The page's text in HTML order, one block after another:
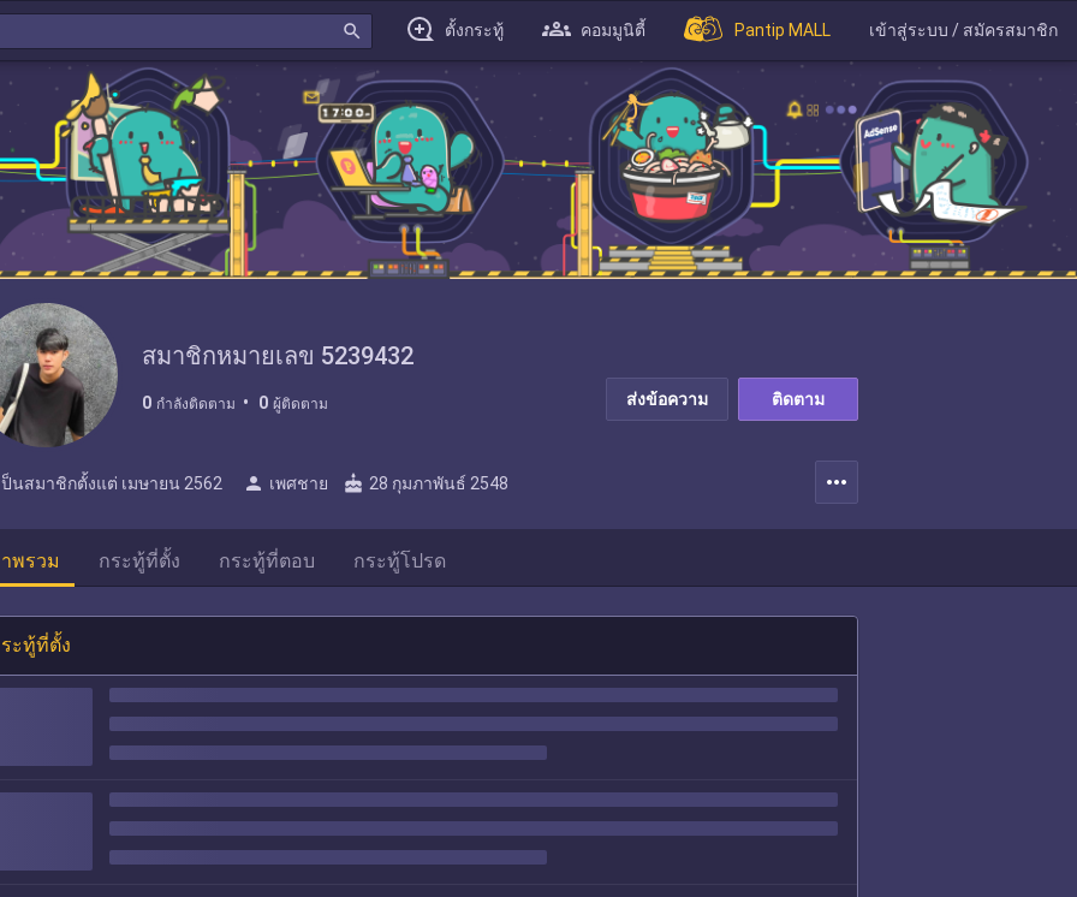
search ตั้งกระทู้ คอมมูนิตี้ Pantip MALL เข้าสู่ระบบ / สมัครสมาชิก
สมาชิกหมายเลข 5239432
0 กำลังติดตาม 0 ผู้ติดตาม ส่งข้อความ ติดตาม
ป็นสมาชิกตั้งแต่ เมษายน 2562 person เพศชาย cake 28 กุมภาพันธ์ 2548 more_horiz
พรวม กระทู้ที่ตั้ง กระทู้ที่ตอบ กระทู้โปรด
ะทู้ที่ตั้ง